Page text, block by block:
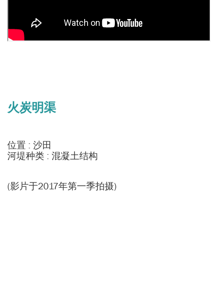
火炭明渠
位置 : 沙田
河堤种类 : 混凝土结构
(影片于2017年第一季拍摄)